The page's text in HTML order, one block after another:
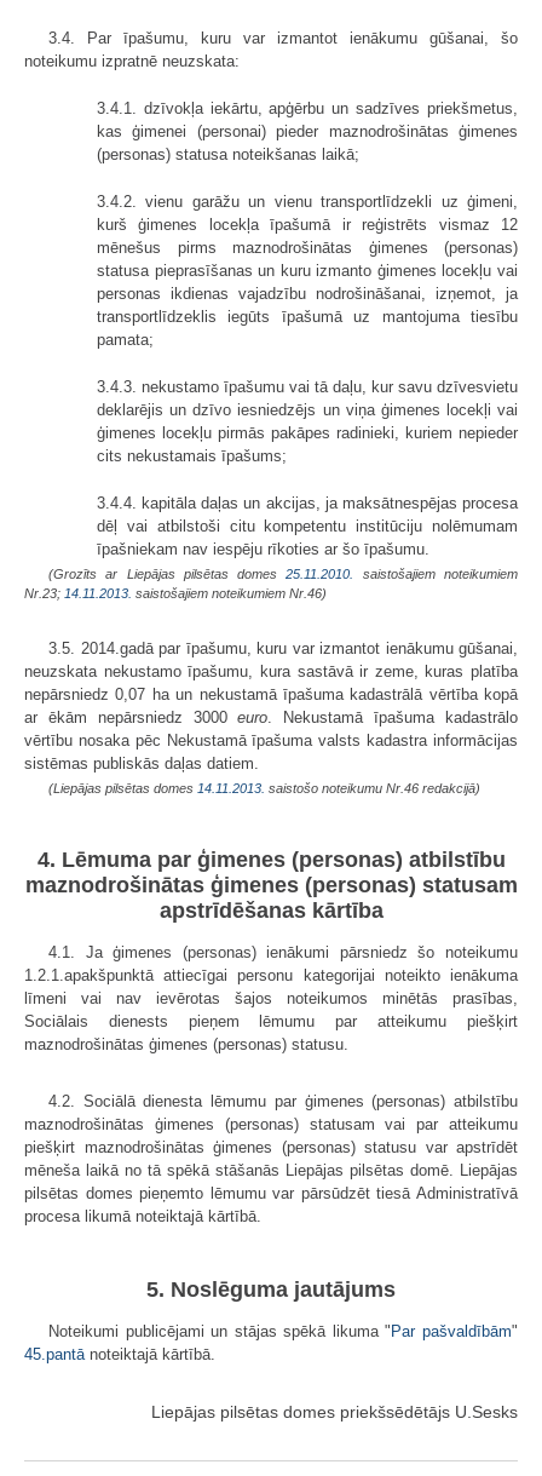
3.4. Par īpašumu, kuru var izmantot ienākumu gūšanai, šo
noteikumu izpratnē neuzskata:
3.4.1. dzīvokļa iekārtu, apģērbu un sadzīves priekšmetus,
kas ģimenei (personai) pieder maznodrošinātas ģimenes
(personas) statusa noteikšanas laikā;
3.4.2. vienu garāžu un vienu transportlīdzekli uz ģimeni,
kurš ģimenes locekļa īpašumā ir reģistrēts vismaz 12
mēnešus pirms maznodrošinātas ģimenes (personas)
statusa pieprasīšanas un kuru izmanto ģimenes locekļu vai
personas ikdienas vajadzību nodrošināšanai, izņemot, ja
transportlīdzeklis iegūts īpašumā uz mantojuma tiesību
pamata;
3.4.3. nekustamo īpašumu vai tā daļu, kur savu dzīvesvietu
deklarējis un dzīvo iesniedzējs un viņa ģimenes locekļi vai
ģimenes locekļu pirmās pakāpes radinieki, kuriem nepieder
cits nekustamais īpašums;
3.4.4. kapitāla daļas un akcijas, ja maksātnespējas procesa
dēļ vai atbilstoši citu kompetentu institūciju nolēmumam
īpašniekam nav iespēju rīkoties ar šo īpašumu.
(Grozīts ar Liepājas pilsētas domes25.11.2010.
saistošajiem noteikumiem
Nr.23; 14.11.2013. saistošajiem noteikumiem Nr.46)
3.5. 2014.gadā par īpašumu, kuru var izmantot ienākumu gūšanai,
neuzskata nekustamo īpašumu, kura sastāvā ir zeme, kuras platība
nepārsniedz 0,07 ha un nekustamā īpašuma kadastrālā vērtība kopā
ar ēkām nepārsniedz 3000euro. Nekustamā īpašuma kadastrālo
vērtību nosaka pēc Nekustamā īpašuma valsts kadastra informācijas
sistēmas publiskās daļas datiem.
(Liepājas pilsētas domes 14.11.2013. saistošo noteikumu Nr.46 redakcijā)
4. Lēmuma par ģimenes (personas) atbilstību
maznodrošinātas ģimenes (personas) statusam
apstrīdēšanas kārtība
4.1. Ja ģimenes (personas) ienākumi pārsniedz šo noteikumu
1.2.1.apakšpunktā attiecīgai personu kategorijai noteikto ienākuma
līmeni vai nav ievērotas šajos noteikumos minētās prasības,
Sociālais dienests pieņem lēmumu par atteikumu piešķirt
maznodrošinātas ģimenes (personas) statusu.
4.2. Sociālā dienesta lēmumu par ģimenes (personas) atbilstību
maznodrošinātas ģimenes (personas) statusam vai par atteikumu
piešķirt maznodrošinātas ģimenes (personas) statusu var apstrīdēt
mēneša laikā no tā spēkā stāšanās Liepājas pilsētas domē. Liepājas
pilsētas domes pieņemto lēmumu var pārsūdzēt tiesā Administratīvā
procesa likumā noteiktajā kārtībā.
5. Noslēguma jautājums
Noteikumi publicējami un stājas spēkā likuma "Par pašvaldībām"
45.pantā noteiktajā kārtībā.
Liepājas pilsētas domes priekšsēdētājs U.Sesks